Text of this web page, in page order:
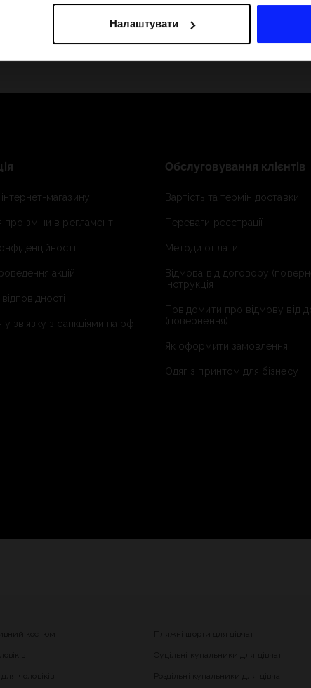
знайти в нашійПолітиці конфіденційностіта в розділі
Налаштувати
магазину
про зміни в регламенті
акцій
у зв'язку з санкціями на рф
Обслуговування клієнтів
Вартість та термін доставки
Переваги реєстрації
Методи оплати
Відмова від договору
інструкція
Повідомити про відмову від
(повернення)
Як оформити замовлення
Одяг з принтом для бізнесу